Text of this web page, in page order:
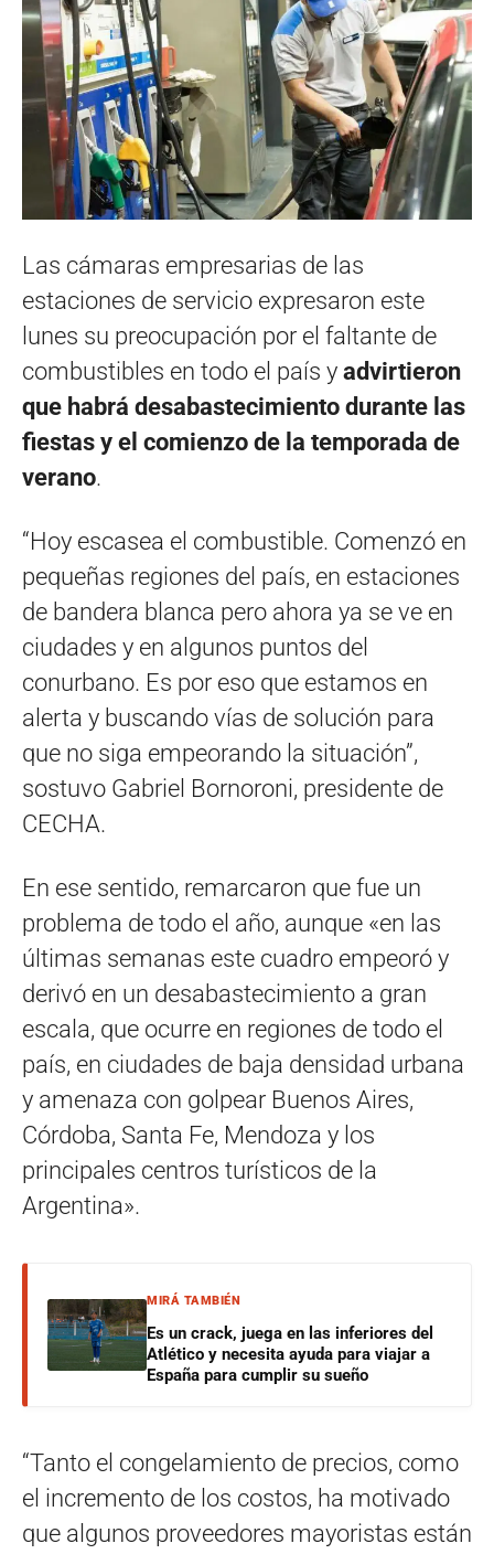
Las cámaras empresarias de las
estaciones de servicio expresaron este
lunes su preocupación por el faltante de
combustibles en todo el país y advirtieron
que habrá desabastecimiento durante las
fiestas y el comienzo de la temporada de
verano.
“Hoy escasea el combustible. Comenzó en
pequeñas regiones del país, en estaciones
de bandera blanca pero ahora ya se ve en
ciudades y en algunos puntos del
conurbano. Es por eso que estamos en
alerta y buscando vías de solución para
que no siga empeorando la situación”,
sostuvo Gabriel Bornoroni, presidente de
CECHA.
En ese sentido, remarcaron que fue un
problema de todo el año, aunque «en las
últimas semanas este cuadro empeoró y
derivó en un desabastecimiento a gran
escala, que ocurre en regiones de todo el
país, en ciudades de baja densidad urbana
y amenaza con golpear Buenos Aires,
Córdoba, Santa Fe, Mendoza y los
principales centros turísticos de la
Argentina».
MIRÁ TAMBIÉN
Es un crack, juega en las inferiores del
Atlético y necesita ayuda para viajar a
España para cumplir su sueño
“Tanto el congelamiento de precios, como
el incremento de los costos, ha motivado
que algunos proveedores mayoristas están